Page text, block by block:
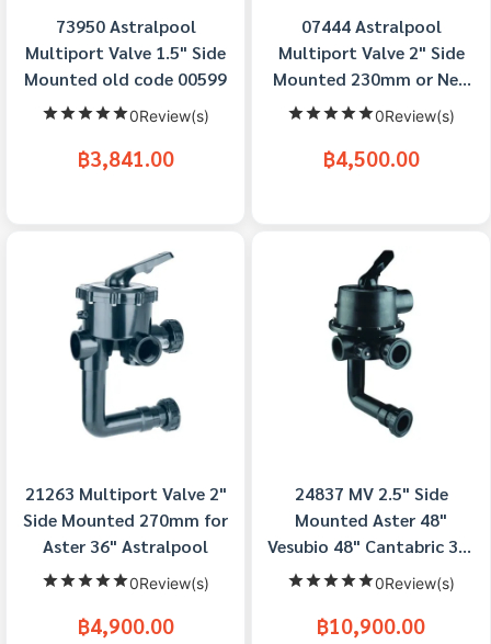
73950 Astralpool
Multiport Valve 1.5" Side
Mounted old code 00599
0Review(s)
฿3,841.00
07444 Astralpool
Multiport Valve 2" Side
Mounted 230mm or New
Code 748620Review(s)
฿4,500.00
21263 Multiport Valve 2"
Side Mounted 270mm for
Aster 36" Astralpool
0Review(s)
฿4,900.00
24837 MV 2.5" Side
Mounted Aster 48"
Vesubio 48" Cantabric 36"
Astralpool0Review(s)
฿10,900.00